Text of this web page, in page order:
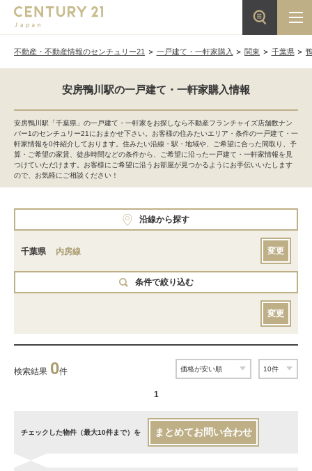
不動産・不動産情報のセンチュリー21 一戸建て・一軒家購入 関東 千葉県
安房鴨川駅の一戸建て・一軒家購入情報
安房鴨川駅「千葉県」の一戸建て・一軒家をお探しなら不動産フランチャイズ店舗数ナン
バー1のセンチュリー21におまかせ下さい。お客様の住みたいエリア・条件の一戸建て・一
軒家情報を0件紹介しております。住みたい沿線・駅・地域や、ご希望に合った間取り、予
算・ご希望の家賃、徒歩時間などの条件から、ご希望に沿った一戸建て・一軒家情報を見
つけていただけます。お客様にご希望に沿うお部屋が見つかるようにお手伝いいたします
ので、お気軽にご相談ください！
沿線から探す
千葉県 内房線 変更
条件で絞り込む
変更
検索結果 0件
1
チェックした物件（最大10件まで）を まとめてお問い合わせ